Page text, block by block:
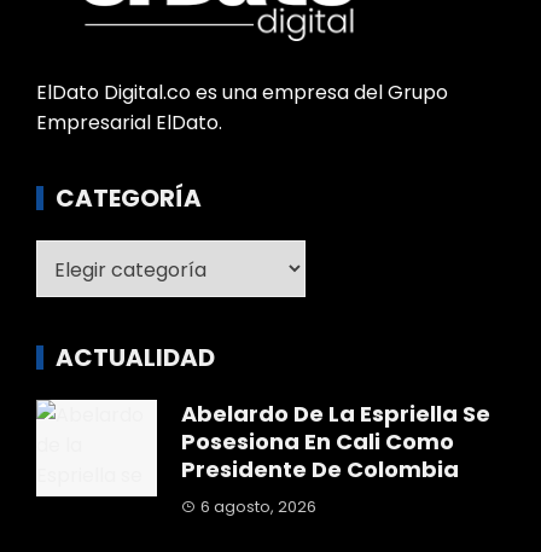
ElDato Digital.co es una empresa del Grupo
Empresarial ElDato.
CATEGORÍA
ACTUALIDAD
Abelardo De La Espriella Se
Posesiona En Cali Como
Presidente De Colombia
6 agosto, 2026